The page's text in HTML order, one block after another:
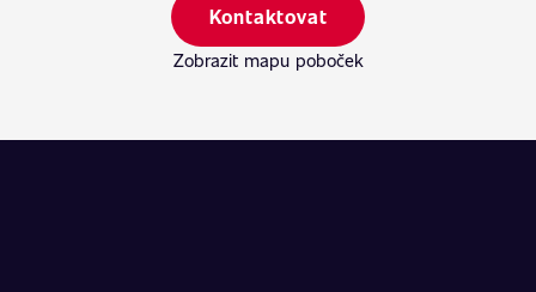
Kontaktovat
Zobrazit mapu poboček